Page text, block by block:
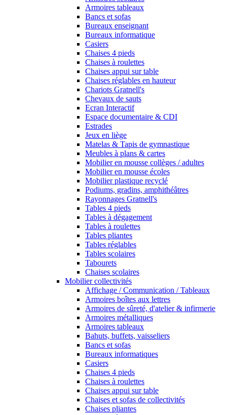
Armoires tableaux
Bancs et sofas
Bureaux enseignant
Bureaux informatique
Casiers
Chaises 4 pieds
Chaises à roulettes
Chaises appui sur table
Chaises réglables en hauteur
Chariots Gratnell's
Chevaux de sauts
Ecran Interactif
Espace documentaire & CDI
Estrades
Jeux en liège
Matelas & Tapis de gymnastique
Meubles à plans & cartes
Mobilier en mousse collèges / adultes
Mobilier en mousse écoles
Mobilier plastique recyclé
Podiums, gradins, amphithéâtres
Rayonnages Gratnell's
Tables 4 pieds
Tables à dégagement
Tables à roulettes
Tables pliantes
Tables réglables
Tables scolaires
Tabourets
Chaises scolaires
Mobilier collectivités
Affichage / Communication / Tableaux
Armoires boîtes aux lettres
Armoires de sûreté, d'atelier & infirmerie
Armoires métalliques
Armoires tableaux
Bahuts, buffets, vaisseliers
Bancs et sofas
Bureaux informatiques
Casiers
Chaises 4 pieds
Chaises à roulettes
Chaises appui sur table
Chaises et sofas de collectivités
Chaises pliantes